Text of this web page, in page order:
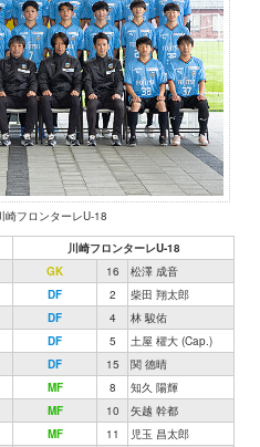
崎フロンターレU-18
川崎フロンターレU-18
GK 16
松澤 成音
DF 2
柴田 翔太郎
DF 4
林 駿佑
DF 5
土屋 櫂大 (Cap.)
DF 15
関 德晴
MF 8
知久 陽輝
MF 10
矢越 幹都
MF 11
児玉 昌太郎